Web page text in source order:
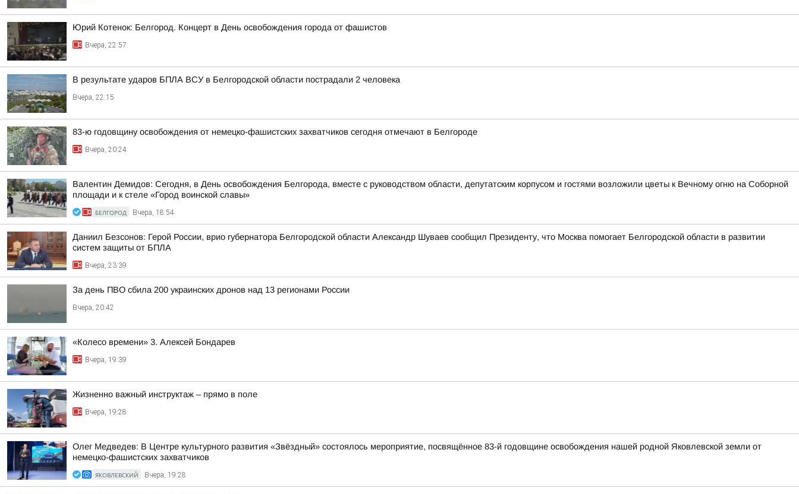
Юрий Котенок: Белгород. Концерт в День освобождения города от фашистов
Вчера, 22:57
В результате ударов БПЛА ВСУ в Белгородской области пострадали 2 человека
Вчера, 22:15
83-ю годовщину освобождения от немецко-фашистских захватчиков сегодня отмечают в Белгороде
Вчера, 20:24
Валентин Демидов: Сегодня, в День освобождения Белгорода, вместе с руководством области, депутатским корпусом и гостями возложили цветы к Вечному огню на Соборной
площади и к стеле «Город воинской славы»
БЕЛГОРОД Вчера, 18:54
Даниил Безсонов: Герой России, врио губернатора Белгородской области Александр Шуваев сообщил Президенту, что Москва помогает Белгородской области в развитии
систем защиты от БПЛА
Вчера, 23:39
За день ПВО сбила 200 украинских дронов над 13 регионами России
Вчера, 20:42
«Колесо времени» 3. Алексей Бондарев
Вчера, 19:39
Жизненно важный инструктаж – прямо в поле
Вчера, 19:28
Олег Медведев: В Центре культурного развития «Звёздный» состоялось мероприятие, посвящённое 83-й годовщине освобождения нашей родной Яковлевской земли от
немецко-фашистских захватчиков
ЯКОВЛЕВСКИЙ Вчера, 19:28